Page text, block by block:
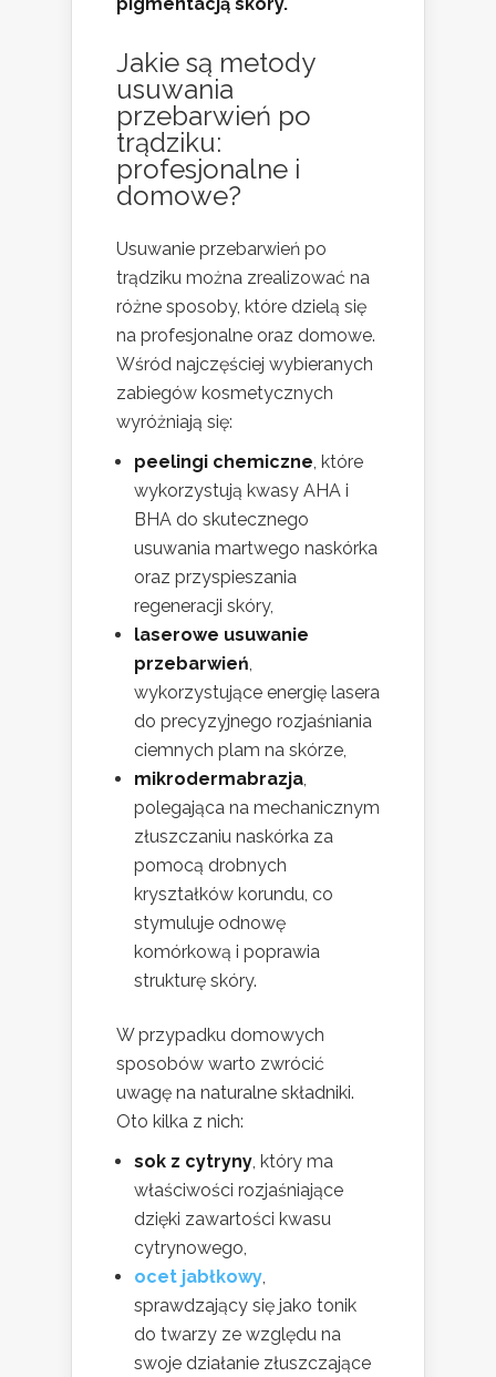
Jakie są metody
usuwania
przebarwień po
trądziku:
profesjonalne i
domowe?
Usuwanie przebarwień po
trądziku można zrealizować na
różne sposoby, które dzielą się
na profesjonalne oraz domowe.
Wśród najczęściej wybieranych
zabiegów kosmetycznych
wyróżniają się:
peelingi chemiczne, które
wykorzystują kwasy AHA i
BHA do skutecznego
usuwania martwego naskórka
oraz przyspieszania
regeneracji skóry,
laserowe usuwanie
przebarwień,
wykorzystujące energię lasera
do precyzyjnego rozjaśniania
ciemnych plam na skórze,
mikrodermabrazja,
polegająca na mechanicznym
złuszczaniu naskórka za
pomocą drobnych
kryształków korundu, co
stymuluje odnowę
komórkową i poprawia
strukturę skóry.
W przypadku domowych
sposobów warto zwrócić
uwagę na naturalne składniki.
Oto kilka z nich:
sok z cytryny, który ma
właściwości rozjaśniające
dzięki zawartości kwasu
cytrynowego,
ocet jabłkowy,
sprawdzający się jako tonik
do twarzy ze względu na
swoje działanie złuszczające